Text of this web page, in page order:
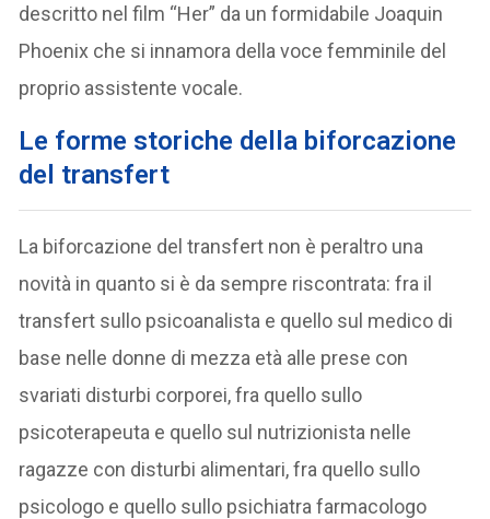
descritto nel film “Her” da un formidabile Joaquin
Phoenix che si innamora della voce femminile del
proprio assistente vocale.
Le forme storiche della biforcazione
del transfert
La biforcazione del transfert non è peraltro una
novità in quanto si è da sempre riscontrata: fra il
transfert sullo psicoanalista e quello sul medico di
base nelle donne di mezza età alle prese con
svariati disturbi corporei, fra quello sullo
psicoterapeuta e quello sul nutrizionista nelle
ragazze con disturbi alimentari, fra quello sullo
psicologo e quello sullo psichiatra farmacologo